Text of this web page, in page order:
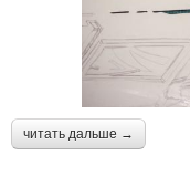
читать дальше →